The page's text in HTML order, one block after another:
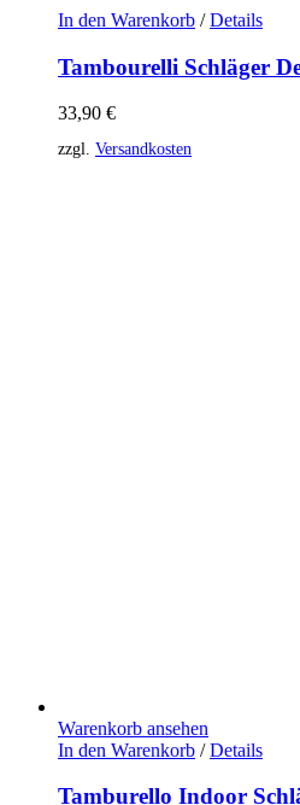
In den Warenkorb / Details
Tambourelli Schläger
33,90 €
zzgl. Versandkosten
Warenkorb ansehen
In den Warenkorb / Details
Tamburello Indoor